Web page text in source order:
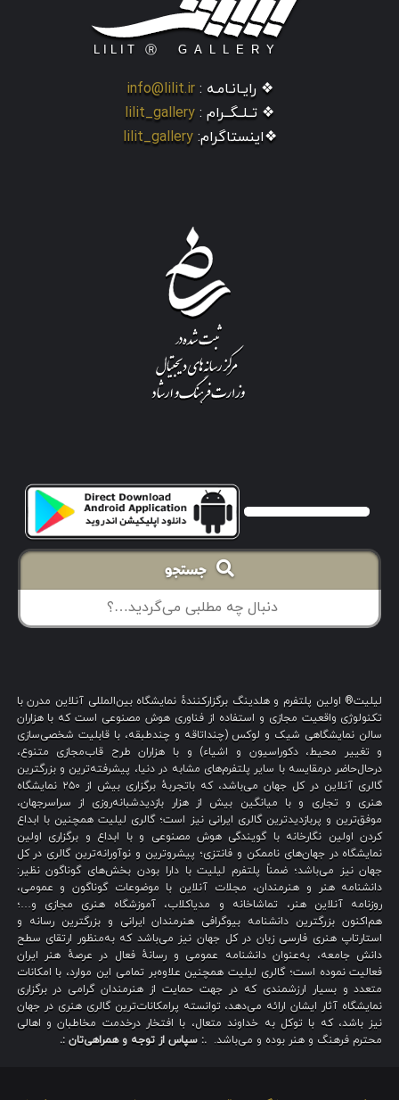
❖ رایـانـامـه : info@lilit.ir
❖ تــلــگــرام : lilit_gallery
❖اینستاگرام: lilit_gallery
جستجو
لیلیت® اولین پلتفرم و هلدینگ برگزارکنندهٔ نمایشگاه بین‌المللی آنلاین مدرن با
تکنولوژی واقعیت مجازی و استفاده از فناوری هوش مصنوعی است که با هزاران
سالن نمایشگاهی شیک و لوکس (چنداتاقه و چندطبقه، با قابلیت شخصی‌سازی
و تغییر محیط، دکوراسیون و اشیاء) و با هزاران طرح قاب‌مجازی متنوع،
درحال‌حاضر درمقایسه با سایر پلتفرم‌های مشابه در دنیا، پیشرفته‌ترین و بزرگترین
گالری آنلاین در کل جهان می‌باشد، که باتجربهٔ برگزاری بیش از ۲۵۰ نمایشگاه
هنری و تجاری و با میانگین بیش از هزار بازدیدشبانه‌روزی از سراسرجهان،
موفق‌ترین و پربازدیدترین گالری ایرانی نیز است؛ گالری لیلیت همچنین با ابداع
کردن اولین نگارخانه با گویندگی هوش مصنوعی و با ابداع و برگزاری اولین
نمایشگاه در جهان‌های ناممکن و فانتزی؛ پیشروترین و نوآورانه‌ترین گالری در کل
جهان نیز می‌باشد؛ ضمناً پلتفرم لیلیت با دارا بودن بخش‌های گوناگون نظیر:
دانشنامه هنر و هنرمندان، مجلات آنلاین با موضوعات گوناگون و عمومی،
روزنامه آنلاین هنر، تماشاخانه و مدیاکلاب، آموزشگاه هنری مجازی و…؛
هم‌اکنون بزرگترین دانشنامه بیوگرافی هنرمندان ایرانی و بزرگترین رسانه و
استارتاپ هنری فارسی زبان در کل جهان نیز می‌باشد که به‌منظور ارتقای سطح
دانش جامعه، به‌عنوان دانشنامه عمومی و رسانهٔ فعال در عرصهٔ هنر ایران
فعالیت نموده است؛ گالری لیلیت همچنین علاوه‌بر تمامی این موارد، با امکانات
متعدد و بسیار ارزشمندی که در جهت حمایت از هنرمندان گرامی در برگزاری
نمایشگاه آثار ایشان ارائه می‌دهد، توانسته پرامکانات‌ترین گالری هنری در جهان
نیز باشد، که با توکل به خداوند متعال، با افتخار درخدمت مخاطبان و اهالی
محترم فرهنگ و هنر بوده و می‌باشد. .: سپاس از توجه و همراهی‌تان :.